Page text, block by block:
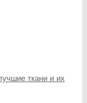
ткани и их